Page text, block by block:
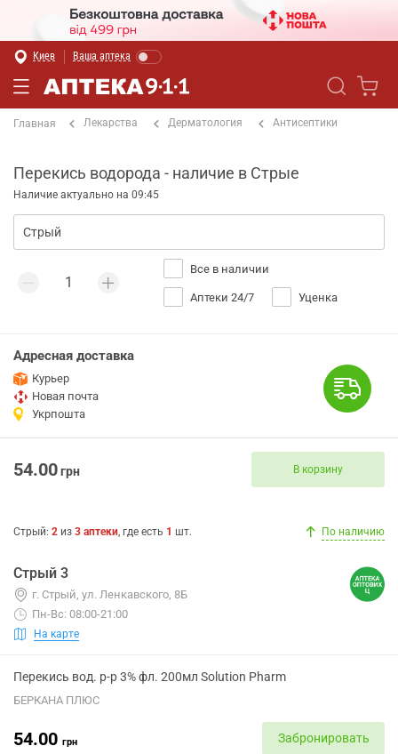
Киев Ваша аптека
Главная Лекарства Дерматология Антисептики
Перекись водорода - наличие в Стрые
Наличие актуально на 09:45
Все в наличии
Аптеки 24/7 Уценка
Адресная доставка
Курьер
Новая почта
Укрпошта
54.00грн В корзину
Стрый: 2 из 3 аптеки, где есть 1 шт. По наличию
Стрый 3
г. Стрый, ул. Ленкавского, 8Б
Пн-Вс: 08:00-21:00
На карте
Перекись вод. р-р 3% фл. 200мл Solution Pharm
БЕРКАНА ПЛЮС
54.00 грн Забронировать